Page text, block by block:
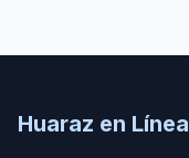
Huaraz en Línea